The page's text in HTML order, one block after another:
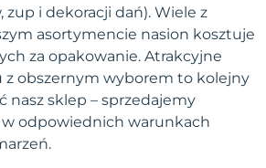
zup i dekoracji dań). Wiele z
asortymencie nasion kosztuje
za opakowanie. Atrakcyjne
z obszernym wyborem to kolejny
nasz sklep – sprzedajemy
w odpowiednich warunkach